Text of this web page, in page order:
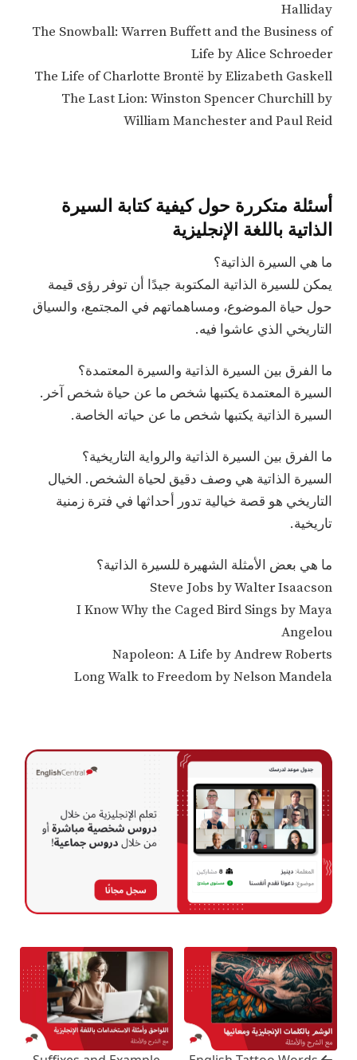
Halliday
The Snowball: Warren Buffett and the Business of
Life by Alice Schroeder
The Life of Charlotte Brontë by Elizabeth Gaskell
The Last Lion: Winston Spencer Churchill by
William Manchester and Paul Reid
أسئلة متكررة حول كيفية كتابة السيرة
الذاتية باللغة الإنجليزية
ما هي السيرة الذاتية؟
يمكن للسيرة الذاتية المكتوبة جيدًا أن توفر رؤى قيمة
حول حياة الموضوع، ومساهماتهم في المجتمع، والسياق
التاريخي الذي عاشوا فيه.
ما الفرق بين السيرة الذاتية والسيرة المعتمدة؟
السيرة المعتمدة يكتبها شخص ما عن حياة شخص آخر.
السيرة الذاتية يكتبها شخص ما عن حياته الخاصة.
ما الفرق بين السيرة الذاتية والرواية التاريخية؟
السيرة الذاتية هي وصف دقيق لحياة الشخص. الخيال
التاريخي هو قصة خيالية تدور أحداثها في فترة زمنية
تاريخية.
ما هي بعض الأمثلة الشهيرة للسيرة الذاتية؟
Steve Jobs by Walter Isaacson
I Know Why the Caged Bird Sings by Maya
Angelou
Napoleon: A Life by Andrew Roberts
Long Walk to Freedom by Nelson Mandela